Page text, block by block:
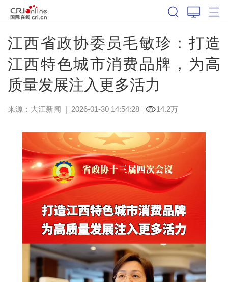
江西省政协委员毛敏珍：打造
江西特色城市消费品牌，为高
质量发展注入更多活力
来源： 大江新闻 | 2026-01-30 14:54:28 14.2万